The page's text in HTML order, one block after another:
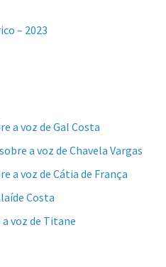
– 2023
a voz de Gal Costa
a voz de Chavela Vargas
a voz de Cátia de França
Costa
a voz de Titane